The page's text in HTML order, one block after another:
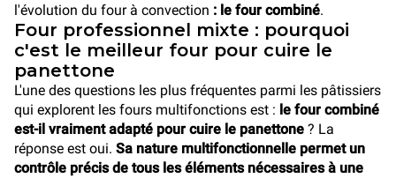
l'évolution du four à convection : le four combiné.
Four professionnel mixte : pourquoi
c'est le meilleur four pour cuire le
panettone
L'une des questions les plus fréquentes parmi les pâtissiers
qui explorent les fours multifonctions est : le four combiné
est-il vraiment adapté pour cuire le panettone ? La
réponse est oui. Sa nature multifonctionnelle permet un
contrôle précis de tous les éléments nécessaires à une